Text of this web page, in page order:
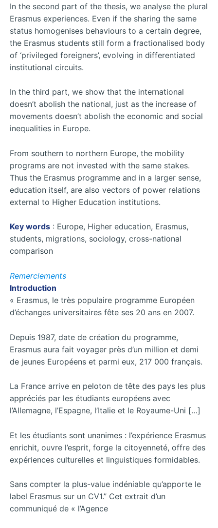
In the second part of the thesis, we analyse the plural
Erasmus experiences. Even if the sharing the same
status homogenises behaviours to a certain degree,
the Erasmus students still form a fractionalised body
of ‘privileged foreigners’, evolving in differentiated
institutional circuits.
In the third part, we show that the international
doesn’t abolish the national, just as the increase of
movements doesn’t abolish the economic and social
inequalities in Europe.
From southern to northern Europe, the mobility
programs are not invested with the same stakes.
Thus the Erasmus programme and in a larger sense,
education itself, are also vectors of power relations
external to Higher Education institutions.
Key words : Europe, Higher education, Erasmus,
students, migrations, sociology, cross-national
comparison
Remerciements
Introduction
« Erasmus, le très populaire programme Européen
d’échanges universitaires fête ses 20 ans en 2007.
Depuis 1987, date de création du programme,
Erasmus aura fait voyager près d’un million et demi
de jeunes Européens et parmi eux, 217 000 français.
La France arrive en peloton de tête des pays les plus
appréciés par les étudiants européens avec
l’Allemagne, l’Espagne, l’Italie et le Royaume-Uni […]
Et les étudiants sont unanimes : l’expérience Erasmus
enrichit, ouvre l’esprit, forge la citoyenneté, offre des
expériences culturelles et linguistiques formidables.
Sans compter la plus-value indéniable qu’apporte le
label Erasmus sur un CV1.” Cet extrait d’un
communiqué de « l’Agence